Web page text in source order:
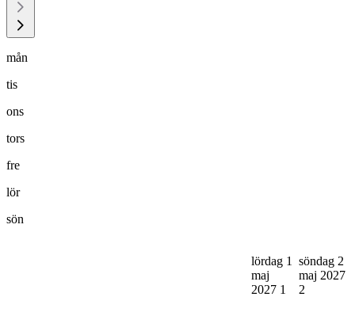
mån
tis
ons
tors
fre
lör
sön
lördag 1
maj
2027 1
söndag 2
maj 2027
2